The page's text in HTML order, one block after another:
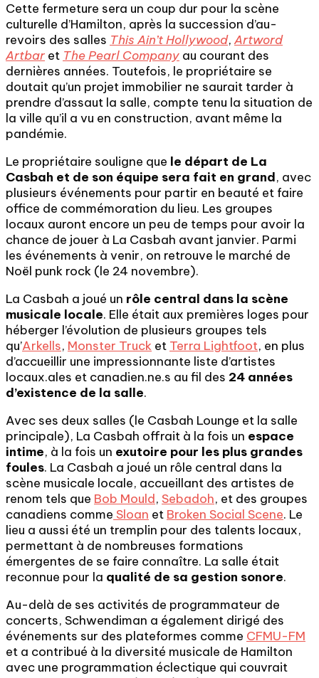
Cette fermeture sera un coup dur pour la scène
culturelle d’Hamilton, après la succession d’au-
revoirs des salles This Ain’t Hollywood, Artword
Artbar et The Pearl Company au courant des
dernières années. Toutefois, le propriétaire se
doutait qu’un projet immobilier ne saurait tarder à
prendre d’assaut la salle, compte tenu la situation de
la ville qu’il a vu en construction, avant même la
pandémie.
Le propriétaire souligne que le départ de La
Casbah et de son équipe sera fait en grand, avec
plusieurs événements pour partir en beauté et faire
office de commémoration du lieu. Les groupes
locaux auront encore un peu de temps pour avoir la
chance de jouer à La Casbah avant janvier. Parmi
les événements à venir, on retrouve le marché de
Noël punk rock (le 24 novembre).
La Casbah a joué un rôle central dans la scène
musicale locale. Elle était aux premières loges pour
héberger l’évolution de plusieurs groupes tels
qu’Arkells, Monster Truck et Terra Lightfoot, en plus
d’accueillir une impressionnante liste d’artistes
locaux.ales et canadien.ne.s au fil des 24 années
d’existence de la salle.
Avec ses deux salles (le Casbah Lounge et la salle
principale), La Casbah offrait à la fois un espace
intime, à la fois un exutoire pour les plus grandes
foules. La Casbah a joué un rôle central dans la
scène musicale locale, accueillant des artistes de
renom tels que Bob Mould, Sebadoh, et des groupes
canadiens comme Sloan et Broken Social Scene. Le
lieu a aussi été un tremplin pour des talents locaux,
permettant à de nombreuses formations
émergentes de se faire connaître. La salle était
reconnue pour la qualité de sa gestion sonore.
Au-delà de ses activités de programmateur de
concerts, Schwendiman a également dirigé des
événements sur des plateformes comme CFMU-FM
et a contribué à la diversité musicale de Hamilton
avec une programmation éclectique qui couvrait